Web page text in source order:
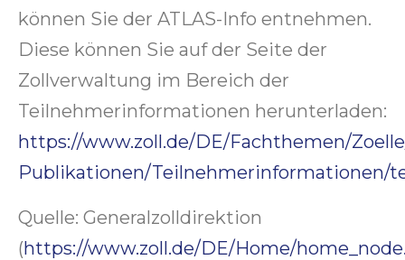
können Sie der ATLAS-Info entnehmen.
Diese können Sie auf der Seite der
Zollverwaltung im Bereich der
Teilnehmerinformationen herunterladen:
https://www.zoll.de/DE/Fachthemen/
Publikationen/Teilnehmerinformationen/
Quelle: Generalzolldirektion
(https://www.zoll.de/DE/Home/